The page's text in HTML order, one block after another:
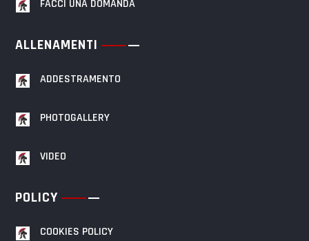
FACCI UNA DOMANDA
ALLENAMENTI
ADDESTRAMENTO
PHOTOGALLERY
VIDEO
POLICY
COOKIES POLICY